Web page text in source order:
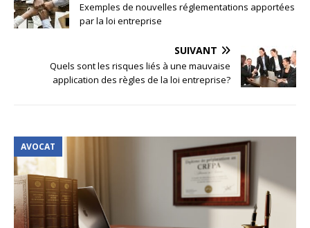
Exemples de nouvelles réglementations apportées
par la loi entreprise
SUIVANT
Quels sont les risques liés à une mauvaise
application des règles de la loi entreprise?
AVOCAT